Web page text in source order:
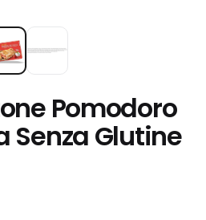
Pomodoro
Senza Glutine